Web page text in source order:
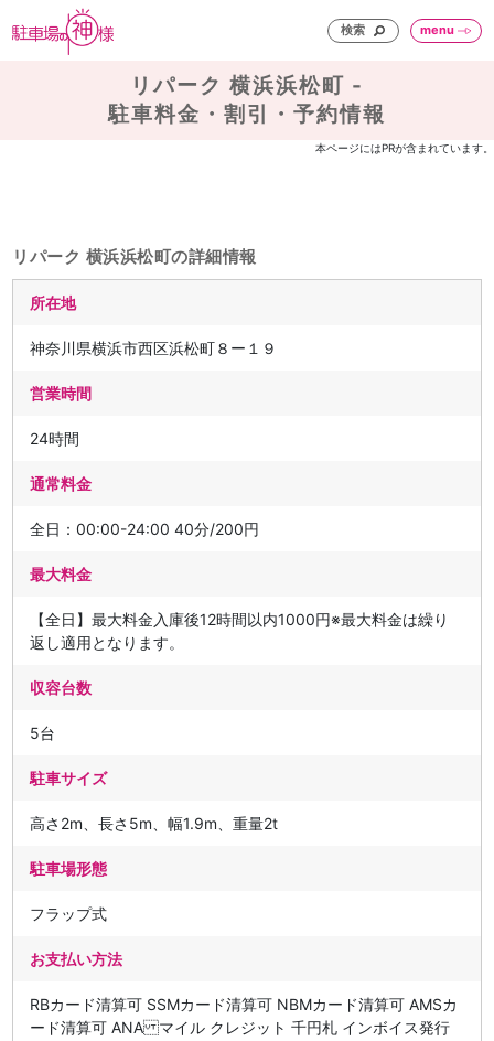
検索 menu
リパーク 横浜浜松町 -
駐車料金・割引・予約情報
本ページにはPRが含まれています。
リパーク 横浜浜松町の詳細情報
所在地
神奈川県横浜市西区浜松町８ー１９
営業時間
24時間
通常料金
全日：00:00-24:00 40分/200円
最大料金
【全日】最大料金入庫後12時間以内1000円※最大料金は繰り
返し適用となります。
収容台数
5台
駐車サイズ
高さ2m、長さ5m、幅1.9m、重量2t
駐車場形態
フラップ式
お支払い方法
RBカード清算可 SSMカード清算可 NBMカード清算可 AMSカ
ード清算可 ANA マイル クレジット 千円札 インボイス発行